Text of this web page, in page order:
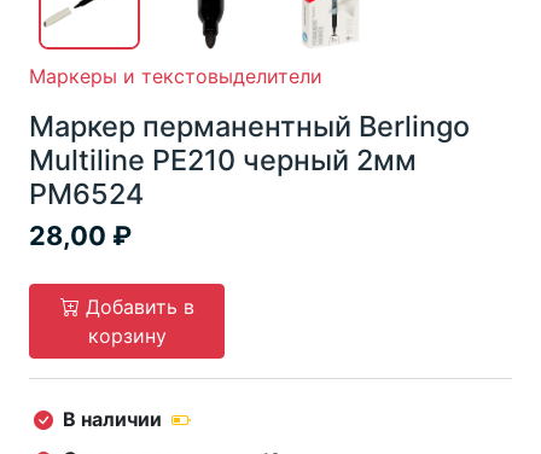
Маркеры и текстовыделители
Маркер перманентный Berlingo
Multiline PE210 черный 2мм
РM6524
28,00
Добавить в
корзину
В наличии